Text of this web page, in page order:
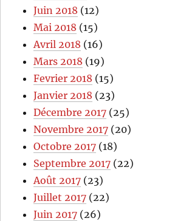
Juin 2018 (12)
Mai 2018 (15)
Avril 2018 (16)
Mars 2018 (19)
Fevrier 2018 (15)
Janvier 2018 (23)
Décembre 2017 (25)
Novembre 2017 (20)
Octobre 2017 (18)
Septembre 2017 (22)
Août 2017 (23)
Juillet 2017 (22)
Juin 2017 (26)